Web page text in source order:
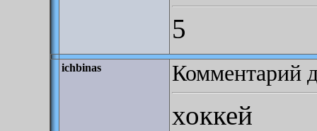
5
ichbinas Комментарий
хоккей